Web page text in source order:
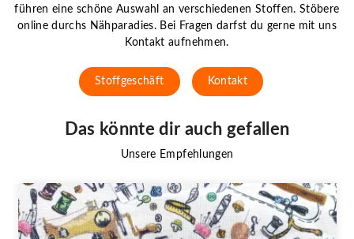
führen eine schöne Auswahl an verschiedenen Stoffen. Stöbere
online durchs Nähparadies. Bei Fragen darfst du gerne mit uns
Kontakt aufnehmen.
Stoffgeschäft Kontakt
Das könnte dir auch gefallen
Unsere Empfehlungen